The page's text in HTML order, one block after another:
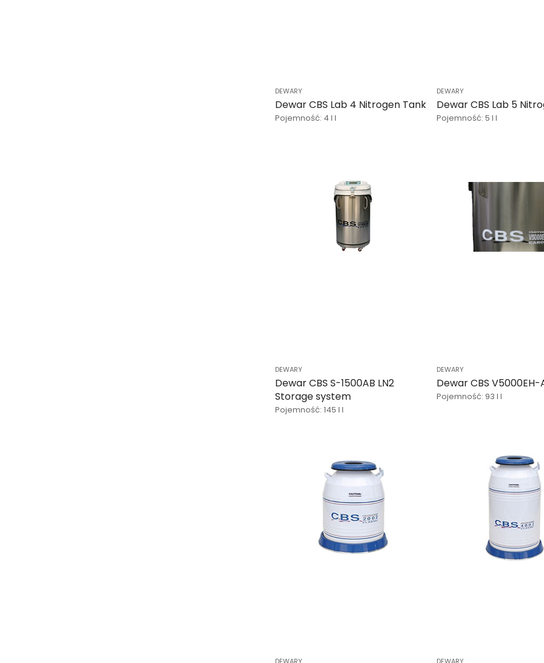
DEWARY
Dewar CBS Lab 4 Nitrogen Tank
Pojemność: 4 l l
DEWARY
Dewar CBS Lab 5
Pojemność: 5 l l
DEWARY
Dewar CBS S-1500AB LN2
Storage system
Pojemność: 145 l l
DEWARY
Dewar CBS V5000EH-
Pojemność: 93 l l